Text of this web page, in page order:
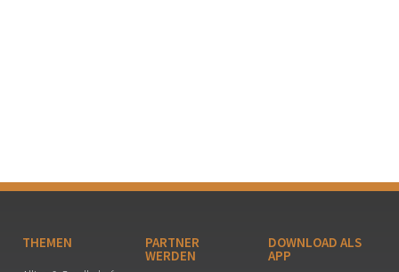
THEMEN PARTNER
WERDEN
DOWNLOAD ALS
APP